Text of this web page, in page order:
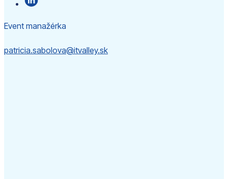
Event manažérka
patricia.sabolova@itvalley.sk